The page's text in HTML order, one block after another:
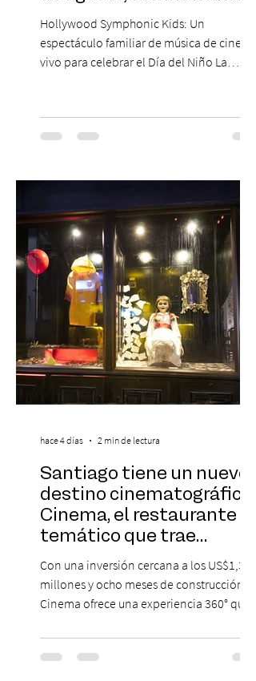
Hollywood Symphonic Kids: Un
espectáculo familiar de música de cine en
vivo para celebrar el Día del Niño La
musical única e inolvidable con motivo del
Día del Niño. El espectáculo Hollywood
de todos los tiempos en un concierto en
sinfónica en pleno, coro y una
sorprendente puesta en escena pensada
especialmente pa
Santiago tiene un nuevo
destino cinematográfico:
Cinema, el restaurante
temático que trae
Hollywood a Chile
Con una inversión cercana a los US$1,3
millones y ocho meses de construcción,
Cinema ofrece una experiencia 360° que
cinematográfica y actores en vivo,
recreando algunos de los universos más
hace 4 días 2 min de lectura